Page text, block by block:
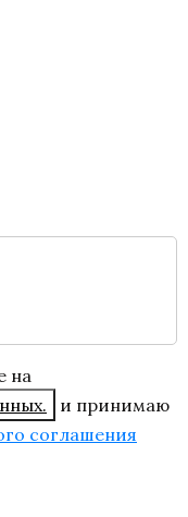
на
и принимаю
соглашения